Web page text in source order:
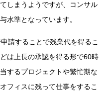
しまうようですが、コンサル
水準となっています。
請することで残業代を得るこ
は上長の承認を得る形で60時
するプロジェクトや繁忙期な
フィスに残って仕事をするこ